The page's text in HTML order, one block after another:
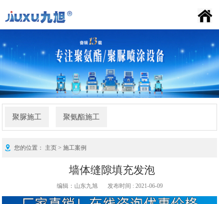
九旭首页
公司简介
产品中心
喷涂机百科
新闻资讯
施工案例
荣誉资质
联系我们
聚脲施工 聚氨酯施工
您的位置： 主页> 施工案例
墙体缝隙填充发泡
编辑：山东九旭 发布时间 : 2021-06-09